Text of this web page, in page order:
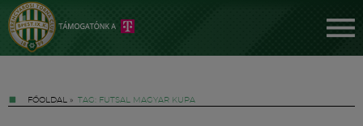
FŐOLDAL » TAG: FUTSAL MAGYAR KUPA